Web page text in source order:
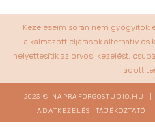
Kezeléseim során nem gyógyítok
alkalmazott eljárások alternatív
helyettesítik az orvosi kezelést,
adott
2023 © NAPRAFORGOSTUDIO.HU |
ADATKEZELÉSI TÁJÉKOZTATÓ